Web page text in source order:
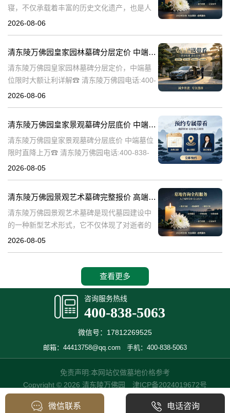
寝，不仅承载着丰富的历史文化遗产，也是人
们缅怀先人、寄托哀思的重要场所。近年来，
清
2026-08-06
清东陵万佛园皇家园林墓碑分层定价 中端墓位限时大额让利详解
清东陵万佛园皇家园林墓碑分层定价，中端墓
位限时大额让利详解☎ 清东陵万佛园电话:400-
838-5063清东陵万佛园，作为中国历史上著名
2026-08-06
清东陵万佛园皇家景观墓碑分层底价 中端墓位限时直降上万
清东陵万佛园皇家景观墓碑分层底价 中端墓位
限时直降上万☎ 清东陵万佛园电话:400-838-
5063清东陵万佛园，作为中国历史上著名的皇
2026-08-05
清东陵万佛园景观艺术墓碑完整报价 高端墓型大额直降活动详解
清东陵万佛园景观艺术墓碑是现代墓园建设中
的一种新型艺术形式，它不仅体现了对逝者的
尊重和缅怀，更是一种文化艺术的传承。本文
2026-08-05
查看更多
咨询服务热线
400-838-5063
微信号：17812269525
邮箱：44413758@qq.com 手机：400-838-5063
免责声明:本网站仅做墓地价格参考
Copyright © 2026 清东陵万佛园 津ICP备2024019672号
微信联系 电话咨询